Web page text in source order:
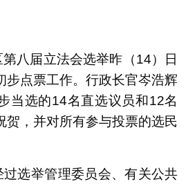
八届立法会选举昨（14）日
步点票工作。行政长官岑浩辉
当选的14名直选议员和12名
贺，并对所有参与投票的选民
选举管理委员会、有关公共